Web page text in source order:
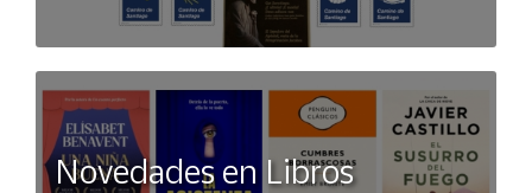
Novedades en Libros